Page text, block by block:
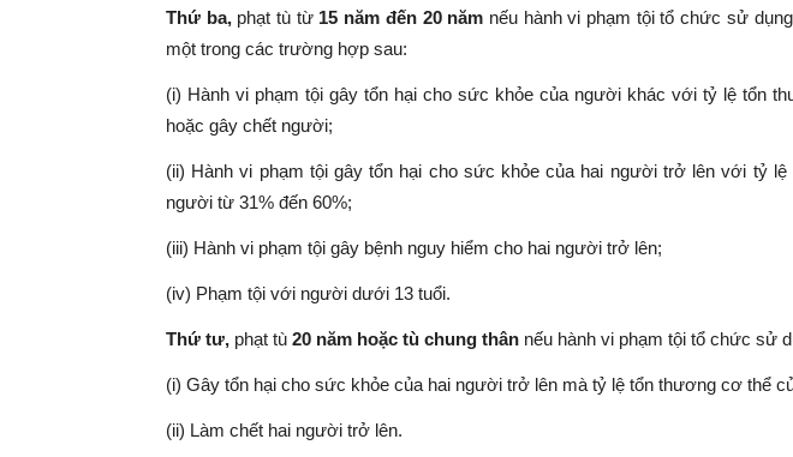
Thứ ba,phạt tù từ 15 năm đến 20 năm nếu hành vi phạm tội tổ chức sử
một trong các trường hợp sau:
(i) Hành vi phạm tội gây tổn hại cho sức khỏe của người khác với tỷ lệ tổn
hoặc gây chết người;
(ii) Hành vi phạm tội gây tổn hại cho sức khỏe của hai người trở lên với tỷ
người từ 31% đến 60%;
(iii) Hành vi phạm tội gây bệnh nguy hiểm cho hai người trở lên;
(iv) Phạm tội với người dưới 13 tuổi.
Thứ tư, phạt tù 20 năm hoặc tù chung thân nếu hành vi phạm tội tổ chức sử
(i) Gây tổn hại cho sức khỏe của hai người trở lên mà tỷ lệ tổn thương cơ thể
(ii) Làm chết hai người trở lên.